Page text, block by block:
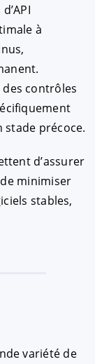
à
des contrôles
précoce.
d’assurer
minimiser
stables,
variété de